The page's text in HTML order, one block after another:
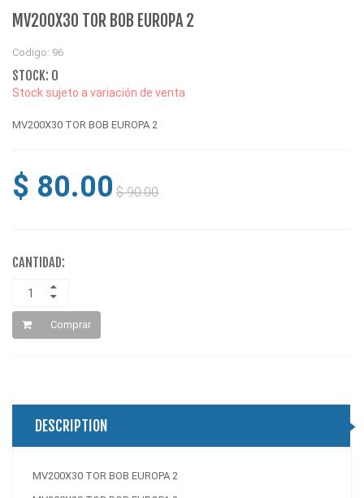
MV200X30 TOR BOB EUROPA 2
Codigo: 96
STOCK: 0
Stock sujeto a variación de venta
MV200X30 TOR BOB EUROPA 2
$ 80.00 $ 90.00
CANTIDAD:
Comprar
DESCRIPTION
MV200X30 TOR BOB EUROPA 2